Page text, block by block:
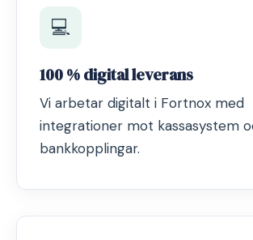
💻
100 % digital leverans
Vi arbetar digitalt i Fortnox med
integrationer mot kassasystem
bankkopplingar.